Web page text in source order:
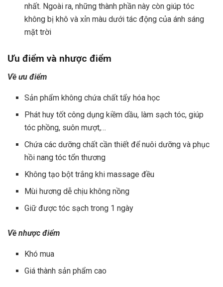
nhất. Ngoài ra, những thành phần này còn giúp tóc
không bị khô và xỉn màu dưới tác động của ánh sáng
mặt trời
Ưu điểm và nhược điểm
Về ưu điểm
Sản phẩm không chứa chất tẩy hóa học
Phát huy tốt công dụng kiềm dầu, làm sạch tóc, giúp
tóc phồng, suôn mượt,…
Chứa các dưỡng chất cần thiết để nuôi dưỡng và phục
hồi nang tóc tổn thương
Không tạo bột trắng khi massage đều
Mùi hương dễ chịu không nồng
Giữ được tóc sạch trong 1 ngày
Về nhược điểm
Khó mua
Giá thành sản phẩm cao